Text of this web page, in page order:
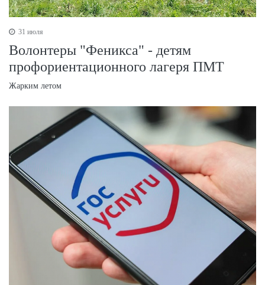
31 июля
Волонтеры "Феникса" - детям
профориентационного лагеря ПМТ
Жарким летом